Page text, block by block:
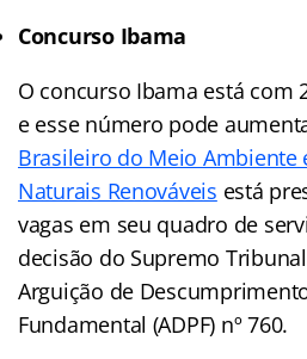
Concurso Ibama
O concurso Ibama está com
e esse número pode
Brasileiro do Meio Ambiente
Naturais Renováveis está
vagas em seu quadro de
decisão do Supremo Tribunal
Arguição de
Fundamental (ADPF) nº 760.